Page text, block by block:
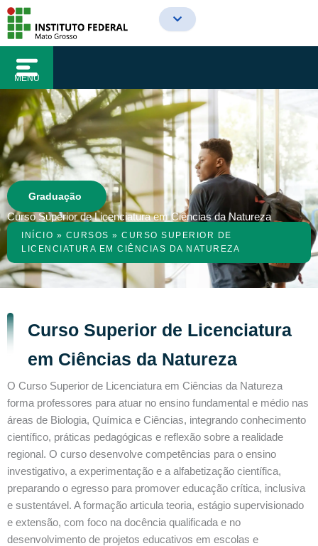
conteúdo
para
conteúdo
MENU
Graduação
Curso Superior de Licenciatura em Ciências da Natureza
INÍCIO » CURSOS » CURSO SUPERIOR DE
LICENCIATURA EM CIÊNCIAS DA NATUREZA
Curso Superior de Licenciatura
em Ciências da Natureza
O Curso Superior de Licenciatura em Ciências da Natureza
forma professores para atuar no ensino fundamental e médio nas
áreas de Biologia, Química e Ciências, integrando conhecimento
científico, práticas pedagógicas e reflexão sobre a realidade
regional. O curso desenvolve competências para o ensino
investigativo, a experimentação e a alfabetização científica,
preparando o egresso para promover educação crítica, inclusiva
e sustentável. A formação articula teoria, estágio supervisionado
e extensão, com foco na docência qualificada e no
desenvolvimento de projetos educativos em escolas e